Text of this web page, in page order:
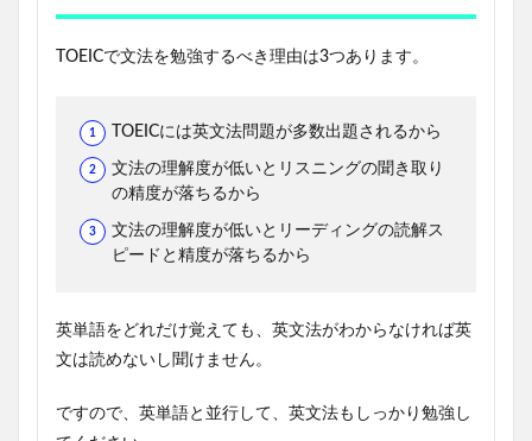
TOEICで文法を勉強するべき理由は3つあります。
TOEICには英文法問題が多数出題されるから
文法の理解度が低いとリスニングの聞き取り
の精度が落ちるから
文法の理解度が低いとリーディングの読解ス
ピードと精度が落ちるから
英単語をどれだけ覚えても、英文法がわからなければ英
文は読めないし聞けません。
ですので、英単語と並行して、英文法もしっかり勉強し